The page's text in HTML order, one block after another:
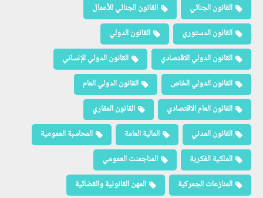
القانون الجنائي
القانون الجنائي للأعمال
القانون الدستوري
القانون الدولي
القانون الدولي الاقتصادي
القانون الدولي الإنساني
القانون الدولي الخاص
القانون الدولي العام
القانون العام الاقتصادي
القانون العقاري
القانون المدني
المالية العامة
المحاسبة العمومية
الملكية الفكرية
المناجمنت العمومي
المنازعات الجمركية
المهن القانونية والقضائية